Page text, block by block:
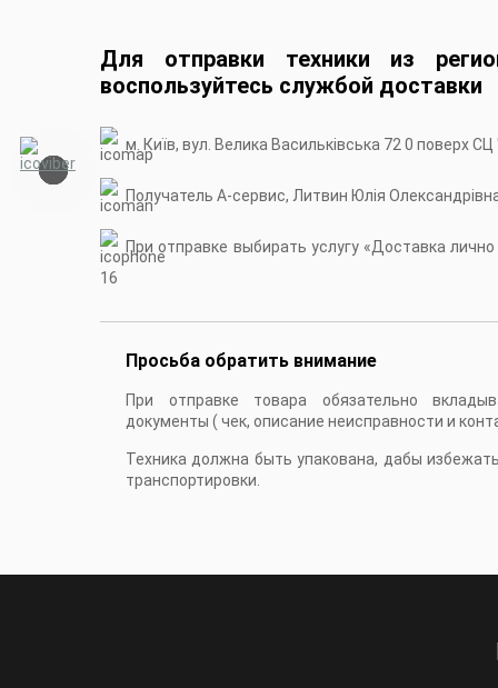
Для отправки техники из
воспользуйтесь службой доставки
м. Київ, вул. Велика Васильківська 72 0 поверх
Получатель А-сервис, Литвин Юлія
При отправке выбирать услугу «Доставка
16
Просьба обратить внимание
При отправке товара обязательно
документы ( чек, описание неисправности и
Техника должна быть упакована, дабы
транспортировки.